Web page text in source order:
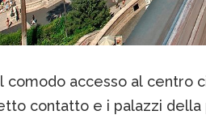
comodo accesso al centro
contatto e i palazzi della